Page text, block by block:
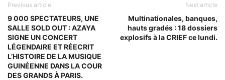
Previous article
9 000 SPECTATEURS, UNE
SALLE SOLD OUT : AZAYA
SIGNE UN CONCERT
LÉGENDAIRE ET RÉECRIT
L’HISTOIRE DE LA MUSIQUE
GUINÉENNE DANS LA COUR
DES GRANDS À PARIS.
Next article
Multinationales, banques,
hauts gradés : 18 dossiers
explosifs à la CRIEF ce lundi.